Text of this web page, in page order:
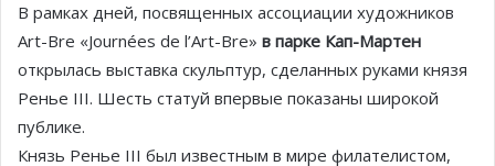
В рамках дней, посвященных ассоциации художников
Art-Bre «Journées de l’Art-Bre» в парке Кап-Мартен
открылась выставка скульптур, сделанных руками князя
Ренье III. Шесть статуй впервые показаны широкой
публике.
Князь Ренье III был известным в мире филателистом,